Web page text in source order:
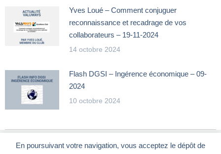
Yves Loué – Comment conjuguer
reconnaissance et recadrage de vos
collaborateurs – 19-11-2024
14 octobre 2024
Flash DGSI – Ingérence économique – 09-
2024
10 octobre 2024
En poursuivant votre navigation, vous acceptez le dépôt de